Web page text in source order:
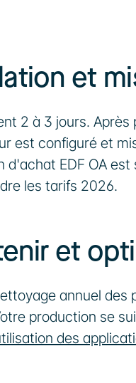
et
2 à 3 jours.
est configuré et
d'achat EDF OA
les tarifs 2026.
et
annuel
production se
des